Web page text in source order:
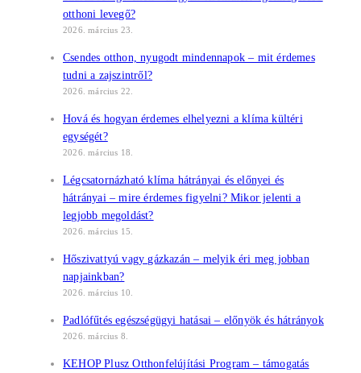
otthoni levegő?
2026. március 23.
Csendes otthon, nyugodt mindennapok – mit érdemes
tudni a zajszintről?
2026. március 22.
Hová és hogyan érdemes elhelyezni a klíma kültéri
egységét?
2026. március 18.
Légcsatornázható klíma hátrányai és előnyei és
hátrányai – mire érdemes figyelni? Mikor jelenti a
legjobb megoldást?
2026. március 15.
Hőszivattyú vagy gázkazán – melyik éri meg jobban
napjainkban?
2026. március 10.
Padlófűtés egészségügyi hatásai – előnyök és hátrányok
2026. március 8.
KEHOP Plusz Otthonfelújítási Program – támogatás